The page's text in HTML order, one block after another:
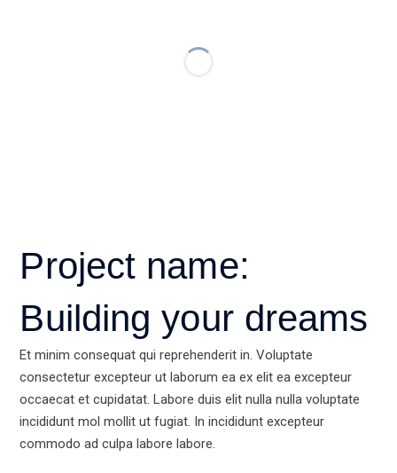
Project name:
Building your dreams
Et minim consequat qui reprehenderit in. Voluptate
consectetur excepteur ut laborum ea ex elit ea excepteur
occaecat et cupidatat. Labore duis elit nulla nulla voluptate
incididunt mol mollit ut fugiat. In incididunt excepteur
commodo ad culpa labore labore.